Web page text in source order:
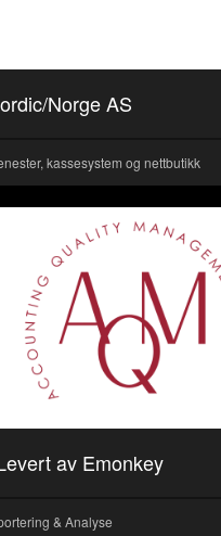
Norge AS
kassesystem og nettbutikk
av Emonkey
& Analyse